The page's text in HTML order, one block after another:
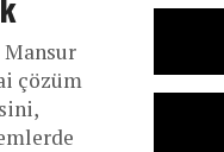
Mansur
çözüm